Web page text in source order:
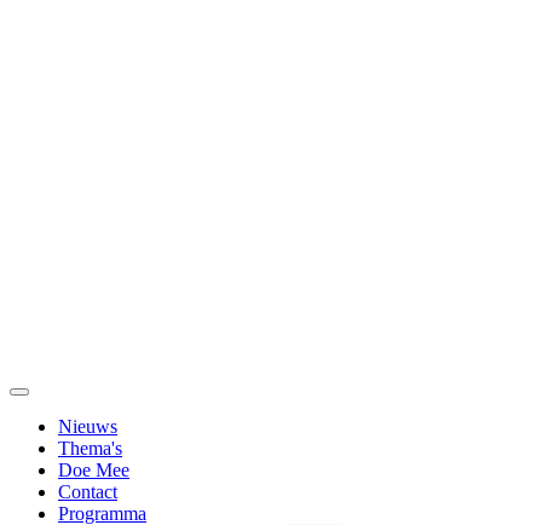
Nieuws
Thema's
Doe Mee
Contact
Programma